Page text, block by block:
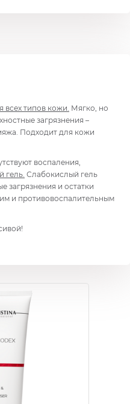
типов кожи. Мягко, но
загрязнения –
Подходит для кожи
воспаления,
гель. Слабокислый гель
загрязнения и остатки
и противовоспалительным